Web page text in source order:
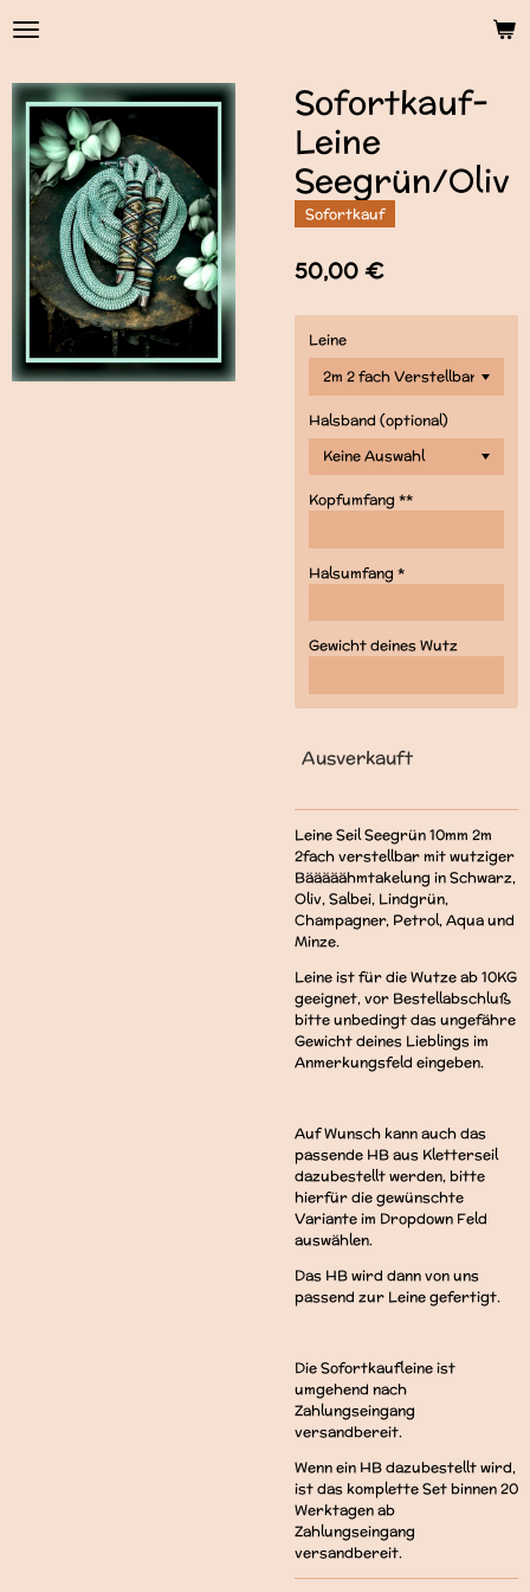
Zum
Hauptinhalt
Sofortkauf-
Leine
Seegrün/Oliv
Sofortkauf
50,00 €
Leine
Halsband (optional)
Kopfumfang **
Halsumfang *
Gewicht deines Wutz
Ausverkauft
Leine Seil Seegrün 10mm 2m
2fach verstellbar mit wutziger
Bääääähmtakelung in Schwarz,
Oliv, Salbei, Lindgrün,
Champagner, Petrol, Aqua und
Minze.
Leine ist für die Wutze ab 10KG
geeignet, vor Bestellabschluß
bitte unbedingt das ungefähre
Gewicht deines Lieblings im
Anmerkungsfeld eingeben.
Auf Wunsch kann auch das
passende HB aus Kletterseil
dazubestellt werden, bitte
hierfür die gewünschte
Variante im Dropdown Feld
auswählen.
Das HB wird dann von uns
passend zur Leine gefertigt.
Die Sofortkaufleine ist
umgehend nach
Zahlungseingang
versandbereit.
Wenn ein HB dazubestellt wird,
ist das komplette Set binnen 20
Werktagen ab
Zahlungseingang
versandbereit.